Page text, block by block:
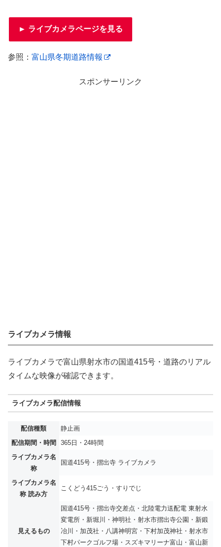
► ライブカメラページを見る
参照： 富山県冬期道路情報
スポンサーリンク
ライブカメラ情報
ライブカメラで富山県射水市の国道415号・道路のリアル
タイムな映像が確認できます。
ライブカメラ配信情報
配信種類
静止画
配信期間・時間
365日・24時間
ライブカメラ名
称
国道415号・摺出寺 ライブカメラ
ライブカメラ名
称 読み方
こくどう415ごう・すりでじ
見えるもの
国道415号・摺出寺交差点・北陸電力送配電 東射水
変電所・新堀川・神明社・射水市摺出寺公園・新鍛
冶川・加茂社・八講神明宮・下村加茂神社・射水市
下村パークゴルフ場・スズキマリーナ富山・富山新